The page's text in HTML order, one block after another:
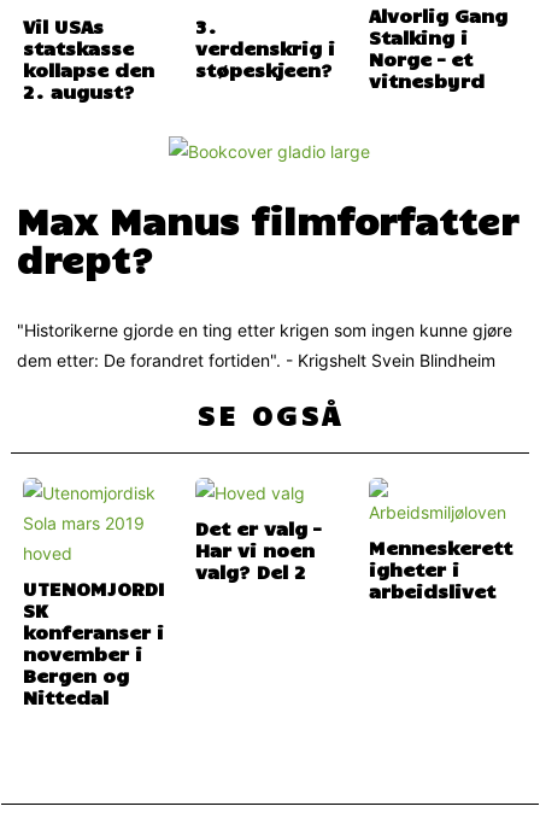
Vil USAs
statskasse
kollapse den
2. august?
3.
verdenskrig i
støpeskjeen?
Alvorlig Gang
Stalking i
Norge – et
vitnesbyrd
Max Manus filmforfatter
drept?
"Historikerne gjorde en ting etter krigen som ingen kunne gjøre
dem etter: De forandret fortiden". - Krigshelt Svein Blindheim
SE OGSÅ
UTENOMJORDI
SK
konferanser i
november i
Bergen og
Nittedal
Det er valg –
Har vi noen
valg? Del 2
Menneskerett
igheter i
arbeidslivet